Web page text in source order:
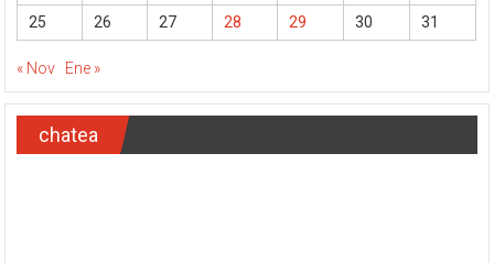
25
26 27 28 29 30 31
« Nov Ene »
chatea